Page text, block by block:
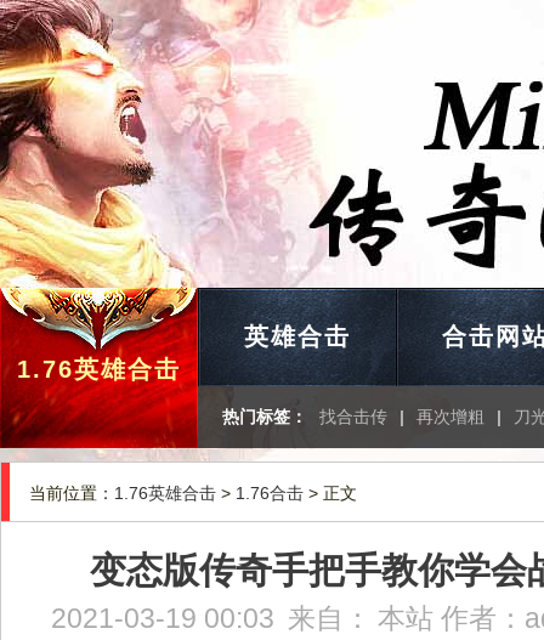
1.76英雄合击
英雄合击 合击网
热门标签： 找合击传 | 再次增粗 | 刀
当前位置： 1.76英雄合击 > 1.76合击 > 正文
变态版传奇手把手教你学会
2021-03-19 00:03 来自： 本站 作者：